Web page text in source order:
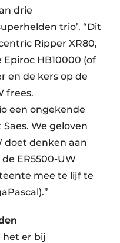
drie
trio’. “Dit
Ripper XR80,
HB10000 (of
en de kers op de
frees.
een ongekende
We geloven
doet denken aan
ER5500-UW
mee te lijf te
het er bij